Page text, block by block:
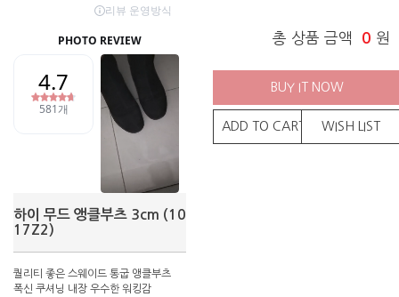
하이 무드 앵클부츠 3cm (10
17Z2)
퀄리티 좋은 스웨이드 통굽 앵클부츠
폭신 쿠셔닝 내장 우수한 워킹감
총 상품 금액 0 원
BUY IT NOW
ADD TO CART WISH LIST